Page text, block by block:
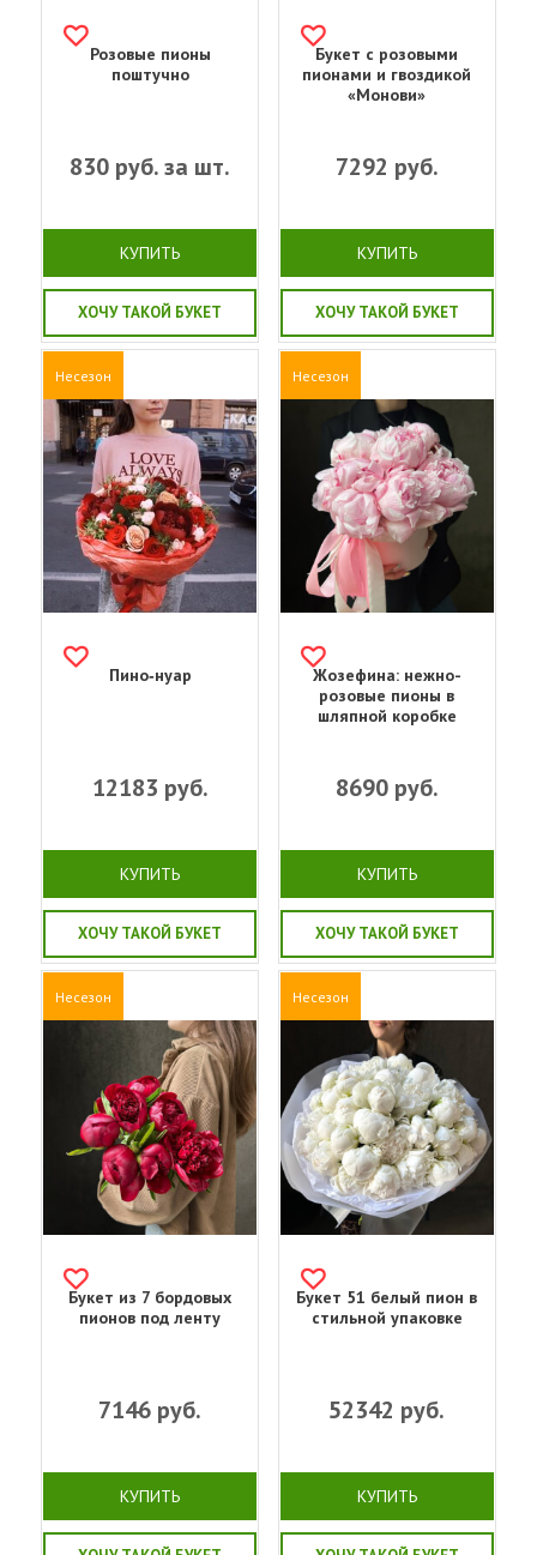
Розовые пионы
поштучно
830 руб. за шт.
КУПИТЬ
ХОЧУ ТАКОЙ БУКЕТ
Букет с розовыми
пионами и гвоздикой
«Монови»
7292 руб.
КУПИТЬ
ХОЧУ ТАКОЙ БУКЕТ
Несезон
Пино‑нуар
12183 руб.
КУПИТЬ
ХОЧУ ТАКОЙ БУКЕТ
Несезон
Жозефина: нежно-
розовые пионы в
шляпной коробке
8690руб.
КУПИТЬ
ХОЧУ ТАКОЙ БУКЕТ
Несезон
Букет из 7 бордовых
пионов под ленту
7146 руб.
КУПИТЬ
Несезон
Букет 51 белый пион в
стильной упаковке
52342 руб.
КУПИТЬ